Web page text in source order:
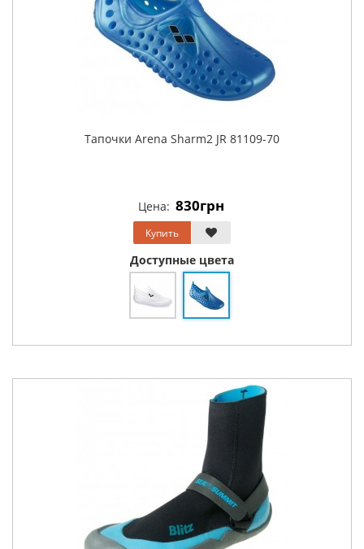
Тапочки Arena Sharm2 JR 81109-70
Цена: 830грн
Купить
Доступные цвета